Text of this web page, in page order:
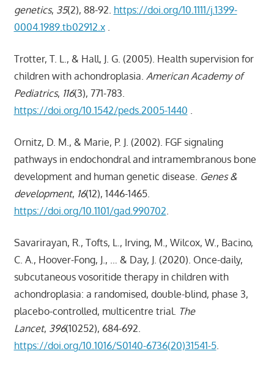
genetics, 35(2), 88-92. https://doi.org/10.1111/j.1399-
0004.1989.tb02912.x.
Trotter, T. L., & Hall, J. G. (2005). Health supervision for
children with achondroplasia. American Academy of
Pediatrics, 116(3), 771-783.
https://doi.org/10.1542/peds.2005-1440 .
Ornitz, D. M., & Marie, P. J. (2002). FGF signaling
pathways in endochondral and intramembranous bone
development and human genetic disease. Genes &
development, 16(12), 1446-1465.
https://doi.org/10.1101/gad.990702.
Savarirayan, R., Tofts, L., Irving, M., Wilcox, W., Bacino,
C. A., Hoover-Fong, J., … & Day, J. (2020). Once-daily,
subcutaneous vosoritide therapy in children with
achondroplasia: a randomised, double-blind, phase 3,
placebo-controlled, multicentre trial. The
Lancet, 396(10252), 684-692.
https://doi.org/10.1016/S0140-6736(20)31541-5.